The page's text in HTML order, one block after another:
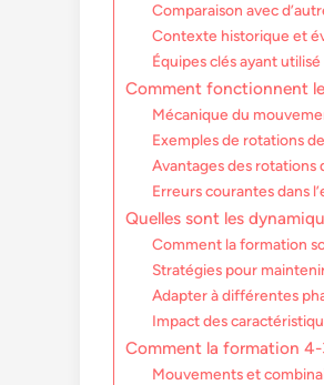
Comparaison avec
Contexte historique et
Équipes clés ayant
Comment fonctionnent
Mécanique du
Exemples de rotations
Avantages des rotations
Erreurs courantes dans
Quelles sont les
Comment la formation
Stratégies pour
Adapter à différentes
Impact des
Comment la formation
Mouvements et